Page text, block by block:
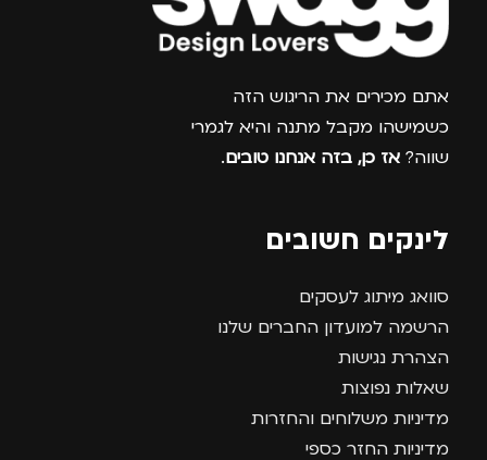
צרפו אותי למועדון
אתם מכירים את הריגוש הזה
כשמישהו מקבל מתנה והיא לגמרי
שווה? אז כן, בזה אנחנו טובים.
לינקים חשובים
סוואג מיתוג לעסקים
הרשמה למועדון החברים שלנו
הצהרת נגישות
שאלות נפוצות
מדיניות משלוחים והחזרות
מדיניות החזר כספי